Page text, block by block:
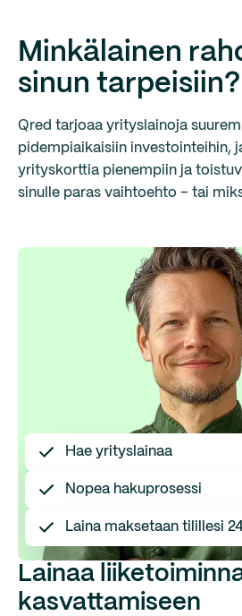
Minkälainen
sinun tarpeisiin?
Qred tarjoaa yrityslainoja
pidempiaikaisiin investointeihin,
yrityskorttia pienempiin ja
sinulle paras vaihtoehto – tai
Hae yrityslainaa
Nopea hakuprosessi
Laina maksetaan tilillesi
Lainaa
kasvattamiseen